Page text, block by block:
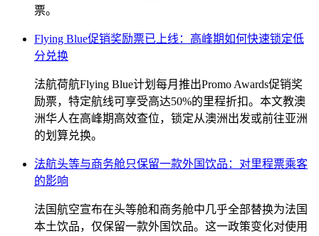
票。
Flying Blue促销奖励票已上线：高峰期如何快速锁定低
分兑换
法航荷航Flying Blue计划每月推出Promo Awards促销奖
励票，特定航线可享受高达50%的里程折扣。本文教澳
洲华人在高峰期高效查位，锁定从澳洲出发或前往亚洲
的划算兑换。
法航头等与商务舱只保留一款外国饮品：对里程票乘客
的影响
法国航空宣布在头等舱和商务舱中几乎全部替换为法国
本土饮品，仅保留一款外国饮品。这一政策变化对使用